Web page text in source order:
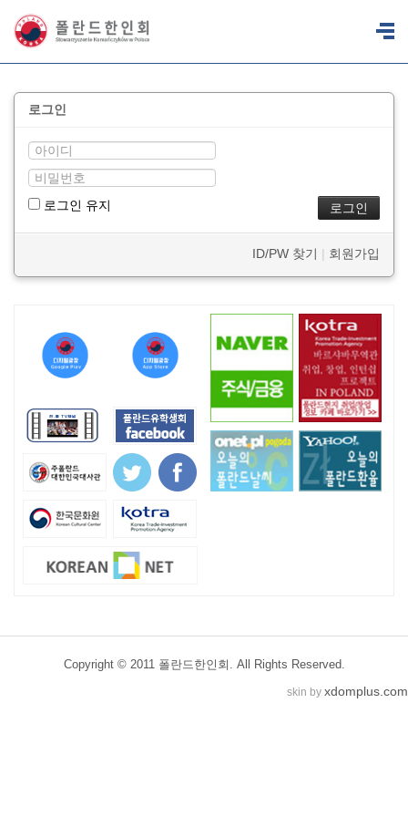
로그인
로그인 유지
ID/PW 찾기 | 회원가입
Copyright © 2011 폴란드한인회. All Rights Reserved.
skin by xdomplus.com